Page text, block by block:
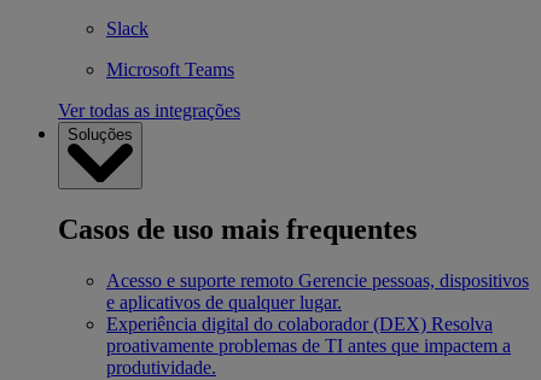
Slack
Microsoft Teams
Ver todas as integrações
Soluções
Casos de uso mais frequentes
Acesso e suporte remoto Gerencie pessoas, dispositivos
e aplicativos de qualquer lugar.
Experiência digital do colaborador (DEX) Resolva
proativamente problemas de TI antes que impactem a
produtividade.